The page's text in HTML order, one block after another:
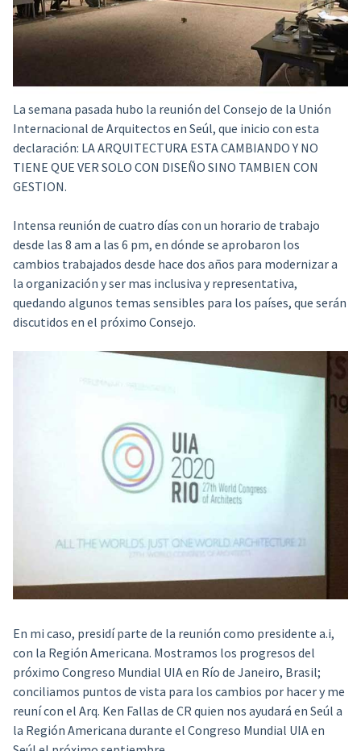
La semana pasada hubo la reunión del Consejo de la Unión
Internacional de Arquitectos en Seúl, que inicio con esta
declaración: LA ARQUITECTURA ESTA CAMBIANDO Y NO
TIENE QUE VER SOLO CON DISEÑO SINO TAMBIEN CON
GESTION.
Intensa reunión de cuatro días con un horario de trabajo
desde las 8 am a las 6 pm, en dónde se aprobaron los
cambios trabajados desde hace dos años para modernizar a
la organización y ser mas inclusiva y representativa,
quedando algunos temas sensibles para los países, que serán
discutidos en el próximo Consejo.
En mi caso, presidí parte de la reunión como presidente a.i,
con la Región Americana. Mostramos los progresos del
próximo Congreso Mundial UIA en Río de Janeiro, Brasil;
conciliamos puntos de vista para los cambios por hacer y me
reuní con el Arq. Ken Fallas de CR quien nos ayudará en Seúl a
la Región Americana durante el Congreso Mundial UIA en